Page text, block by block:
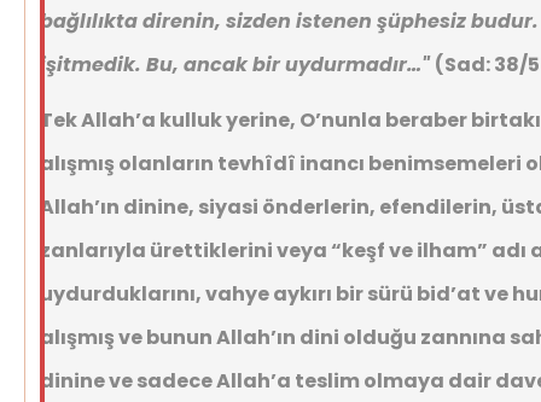
bağlılıkta direnin, sizden istenen şüphesiz
işitmedik. Bu, ancak bir uydurmadır…"(Sad: 38/
Tek Allah’a kulluk yerine, O’nunla beraber
alışmış olanların tevhîdî inancı benimsemeleri
Allah’ın dinine, siyasi önderlerin, efendilerin,
zanlarıyla ürettiklerini veya “keşf ve ilham”
uydurduklarını, vahye aykırı bir sürü bid’at ve
alışmış ve bunun Allah’ın dini olduğu zannına
dinine ve sadece Allah’a teslim olmaya dair